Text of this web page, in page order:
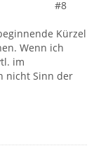
#8
Kürzel
Wenn ich
im
nicht Sinn der